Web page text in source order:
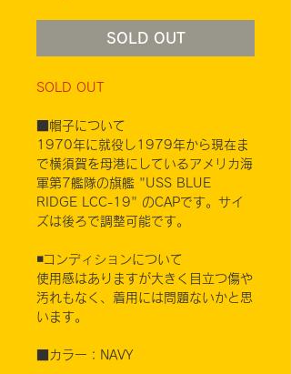
SOLD OUT
SOLD OUT
■帽子について
1970年に就役し1979年から現在ま
で横須賀を母港にしているアメリカ海
軍第7艦隊の旗艦 "USS BLUE
RIDGE LCC-19" のCAPです。サイ
ズは後ろで調整可能です。
◾️コンディションについて
使用感はありますが大きく目立つ傷や
汚れもなく、着用には問題ないかと思
います。
■カラー：NAVY